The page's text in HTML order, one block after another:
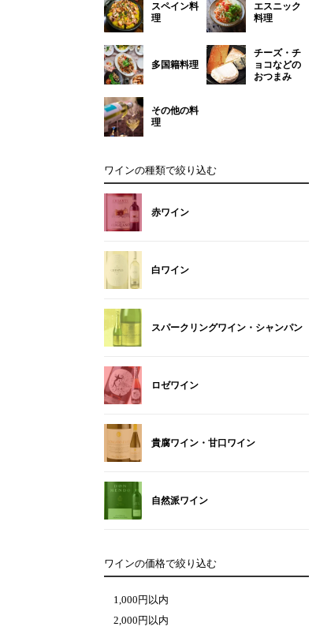
スペイン料
理
エスニック
料理
多国籍料理
チーズ・チ
ョコなどの
おつまみ
その他の料
理
ワインの種類で絞り込む
赤ワイン
白ワイン
スパークリングワイン・シャンパン
ロゼワイン
貴腐ワイン・甘口ワイン
自然派ワイン
ワインの価格で絞り込む
1,000円以内
2,000円以内